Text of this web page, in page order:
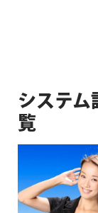
システ
覧